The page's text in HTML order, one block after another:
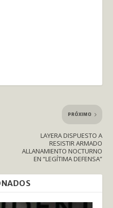
PRÓXIMO
LAYERA DISPUESTO A
RESISTIR ARMADO
ALLANAMIENTO NOCTURNO
EN “LEGÍTIMA DEFENSA”